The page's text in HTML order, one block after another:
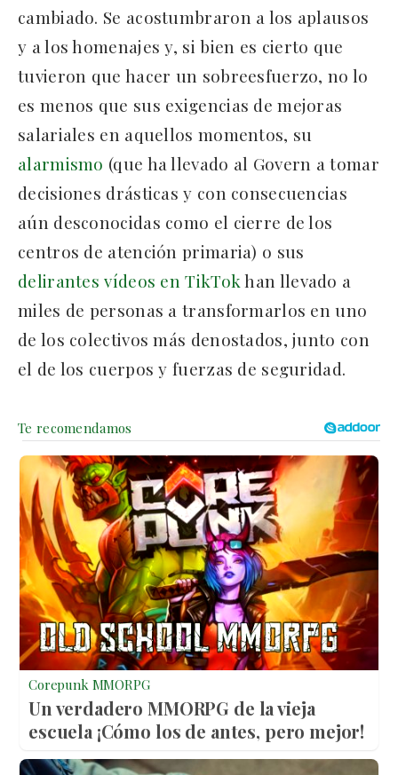
cambiado. Se acostumbraron a los aplausos
y a los homenajes y, si bien es cierto que
tuvieron que hacer un sobreesfuerzo, no lo
es menos que sus exigencias de mejoras
salariales en aquellos momentos, su
alarmismo (que ha llevado al Govern a tomar
decisiones drásticas y con consecuencias
aún desconocidas como el cierre de los
centros de atención primaria) o sus
delirantes vídeos en TikTokhan llevado a
miles de personas a transformarlos en uno
de los colectivos más denostados, junto con
el de los cuerpos y fuerzas de seguridad.
Corepunk MMORPG
Un verdadero MMORPG de la vieja
escuela ¡Cómo los de antes, pero mejor!